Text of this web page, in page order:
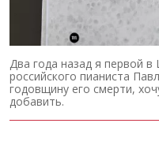
Два года назад я первой
российского пианиста
годовщину его смерти,
добавить.